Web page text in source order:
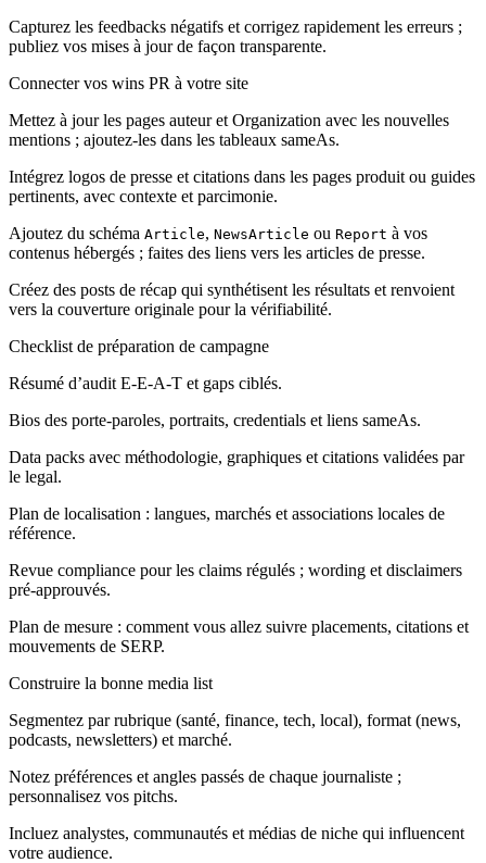
Capturez les feedbacks négatifs et corrigez rapidement les erreurs ;
publiez vos mises à jour de façon transparente.
Connecter vos wins PR à votre site
Mettez à jour les pages auteur et Organization avec les nouvelles
mentions ; ajoutez‑les dans les tableaux sameAs.
Intégrez logos de presse et citations dans les pages produit ou guides
pertinents, avec contexte et parcimonie.
Ajoutez du schéma Article, NewsArticle ou Report à vos
contenus hébergés ; faites des liens vers les articles de presse.
Créez des posts de récap qui synthétisent les résultats et renvoient
vers la couverture originale pour la vérifiabilité.
Checklist de préparation de campagne
Résumé d’audit E‑E‑A‑T et gaps ciblés.
Bios des porte‑paroles, portraits, credentials et liens sameAs.
Data packs avec méthodologie, graphiques et citations validées par
le legal.
Plan de localisation : langues, marchés et associations locales de
référence.
Revue compliance pour les claims régulés ; wording et disclaimers
pré‑approuvés.
Plan de mesure : comment vous allez suivre placements, citations et
mouvements de SERP.
Construire la bonne media list
Segmentez par rubrique (santé, finance, tech, local), format (news,
podcasts, newsletters) et marché.
Notez préférences et angles passés de chaque journaliste ;
personnalisez vos pitchs.
Incluez analystes, communautés et médias de niche qui influencent
votre audience.